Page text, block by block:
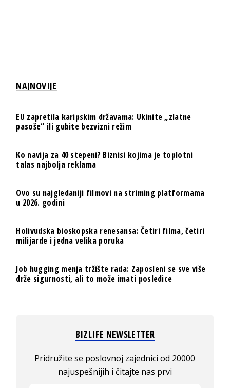
NAJNOVIJE
EU zapretila karipskim državama: Ukinite „zlatne
pasoše“ ili gubite bezvizni režim
Ko navija za 40 stepeni? Biznisi kojima je toplotni
talas najbolja reklama
Ovo su najgledaniji filmovi na striming platformama
u 2026. godini
Holivudska bioskopska renesansa: Četiri filma, četiri
milijarde i jedna velika poruka
Job hugging menja tržište rada: Zaposleni se sve više
drže sigurnosti, ali to može imati posledice
BIZLIFE NEWSLETTER
Pridružite se poslovnoj zajednici od 20000
najuspešnijih i čitajte nas prvi